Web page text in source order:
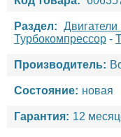
Раздел: Двигатели
Турбокомпрессор -
Производитель:
Состояние: новая
Гарантия: 12